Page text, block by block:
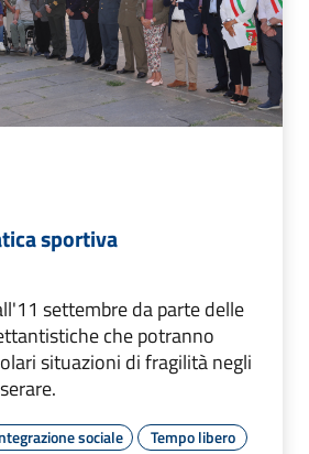
sportiva
settembre da parte delle
che potranno
situazioni di fragilità negli
sociale Tempo libero